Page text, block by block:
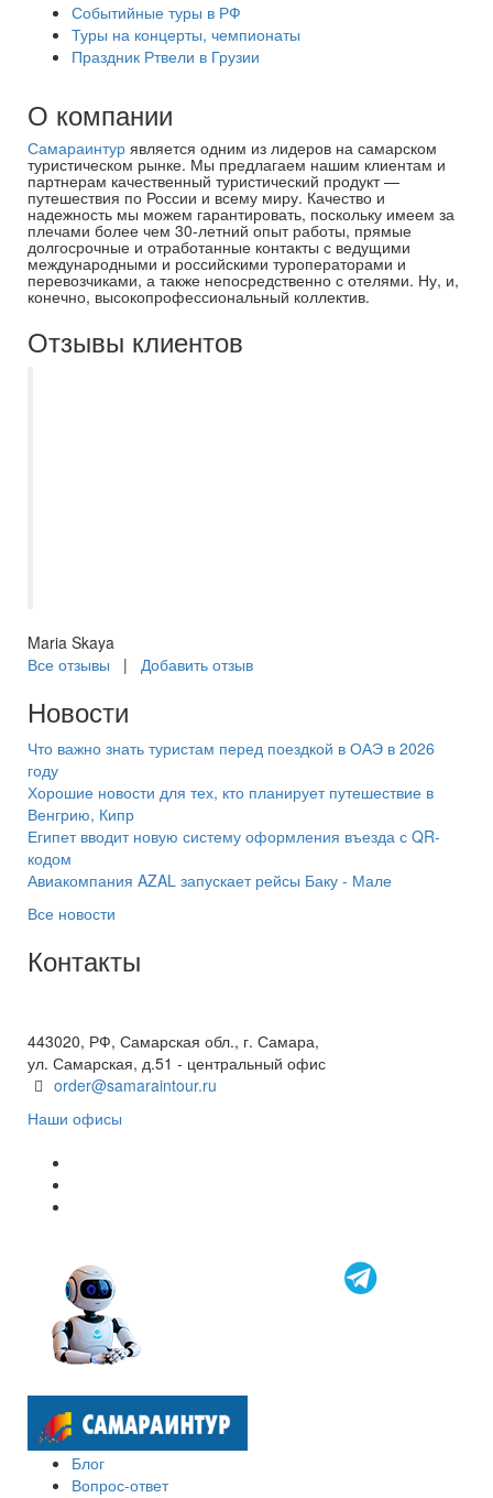
Событийные туры в РФ
Туры на концерты, чемпионаты
Праздник Ртвели в Грузии
О компании
Самараинтур является одним из лидеров на самарском
туристическом рынке. Мы предлагаем нашим клиентам и
партнерам качественный туристический продукт —
путешествия по России и всему миру. Качество и
надежность мы можем гарантировать, поскольку имеем за
плечами более чем 30-летний опыт работы, прямые
долгосрочные и отработанные контакты с ведущими
международными и российскими туроператорами и
перевозчиками, а также непосредственно с отелями. Ну, и,
конечно, высокопрофессиональный коллектив.
Отзывы клиентов
Maria Skaya
Все отзывы | Добавить отзыв
Новости
Что важно знать туристам перед поездкой в ОАЭ в 2026
году
Хорошие новости для тех, кто планирует путешествие в
Венгрию, Кипр
Египет вводит новую систему оформления въезда с QR-
кодом
Авиакомпания AZAL запускает рейсы Баку - Мале
Все новости
Контакты
443020, РФ, Самарская обл., г. Самара,
ул. Самарская, д.51 - центральный офис
order@samaraintour.ru
Наши офисы
Блог
Вопрос-ответ